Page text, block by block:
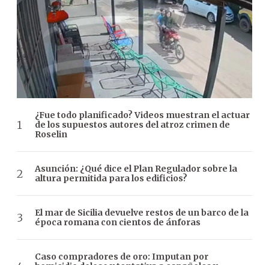
¿Fue todo planificado? Videos muestran el actuar
de los supuestos autores del atroz crimen de
Roselin
Asunción: ¿Qué dice el Plan Regulador sobre la
altura permitida para los edificios?
El mar de Sicilia devuelve restos de un barco de la
época romana con cientos de ánforas
Caso compradores de oro: Imputan por